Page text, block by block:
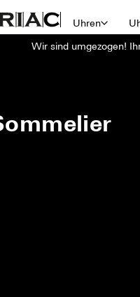
Uhren
Wir sind umgezogen!